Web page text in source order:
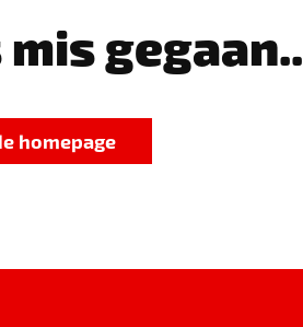
gegaan..
homepage